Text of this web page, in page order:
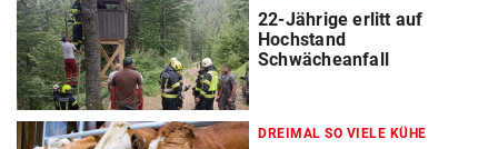
22-Jährige erlitt auf
Hochstand
Schwächeanfall
DREIMAL SO VIELE KÜHE